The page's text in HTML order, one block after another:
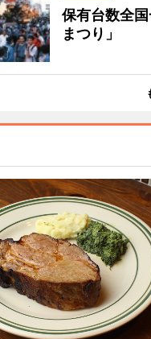
保有台数全
まつり」